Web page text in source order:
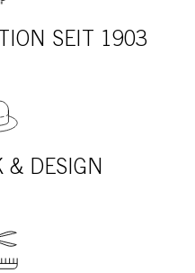
SEIT 1903
& DESIGN